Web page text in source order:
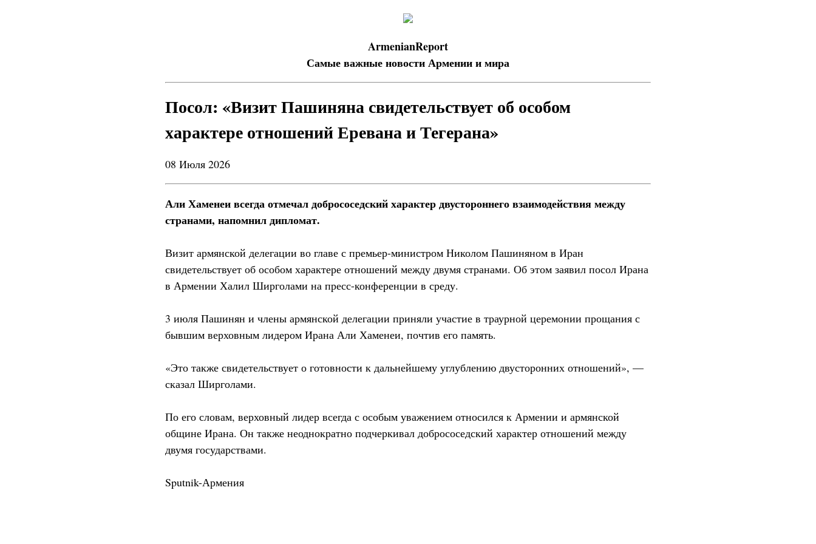
ArmenianReport
Самые важные новости Армении и мира
Посол: «Визит Пашиняна свидетельствует об особом
характере отношений Еревана и Тегерана»
08 Июля 2026
Али Хаменеи всегда отмечал добрососедский характер двустороннего взаимодействия между
странами, напомнил дипломат.
Визит армянской делегации во главе с премьер-министром Николом Пашиняном в Иран
свидетельствует об особом характере отношений между двумя странами. Об этом заявил посол Ирана
в Армении Халил Ширголами на пресс-конференции в среду.
3 июля Пашинян и члены армянской делегации приняли участие в траурной церемонии прощания с
бывшим верховным лидером Ирана Али Хаменеи, почтив его память.
«Это также свидетельствует о готовности к дальнейшему углублению двусторонних отношений», —
сказал Ширголами.
По его словам, верховный лидер всегда с особым уважением относился к Армении и армянской
общине Ирана. Он также неоднократно подчеркивал добрососедский характер отношений между
двумя государствами.
Sputnik-Армения